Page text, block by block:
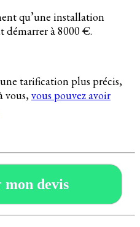
qu’une installation
démarrer à 8000 €.
tarification plus précis,
vous,vous pouvez avoir
mon devis